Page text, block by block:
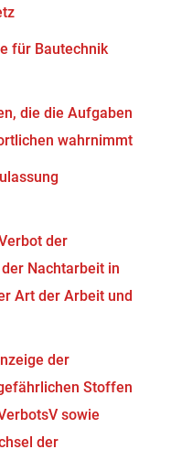
für Bautechnik
die die Aufgaben
wahrnimmt
der
Nachtarbeit in
Art der Arbeit und
der
Stoffen
sowie
der